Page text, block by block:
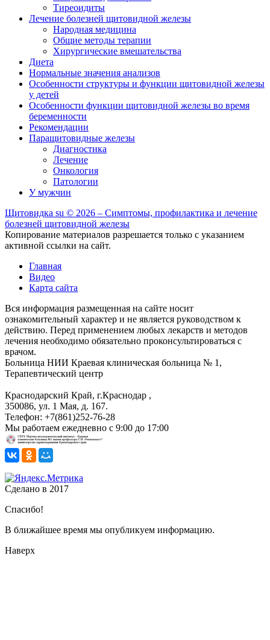
Тиреоидиты
Лечение болезней щитовидной железы
Народная медицина
Общие методы терапии
Хирургические вмешательства
Диета
Нормальные значения анализов
Особенности структуры и функции щитовидной железы
у детей
Особенности функции щитовидной железы во время
беременности
Рекомендации
Паращитовидные железы
Диагностика
Лечение
Онкология
Патологии
У мужчин
Щитовидка su © 2026 – Симптомы, профилактика и лечение
болезней щитовидной железы
Копирование материалов разрешается только с указанием
активной ссылки на сайт.
Главная
Видео
Карта сайта
Вся информация размещенная на сайте носит
ознакомительный характер и не является руководством к
действию. Перед применением любых лекарств и методов
лечения необходимо обязательно проконсультироваться с
врачом.
Больница НИИ Краевая клиническая больница № 1,
Терапевтический центр
Краснодарский Край, г.Краснодар ,
350086, ул. 1 Мая, д. 167.
Телефон: +7(861)252-76-28
Мы работаем ежедневно с 9:00 до 17:00
Сделано в 2017
Спасибо!
В ближайшее время мы опубликуем информацию.
Наверх